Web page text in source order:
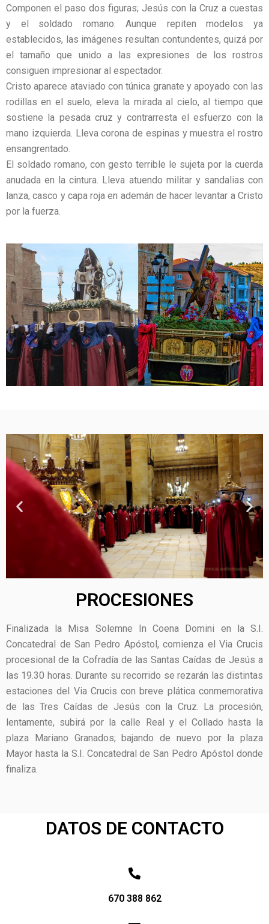
Componen el paso dos figuras; Jesús con la Cruz a cuestas
y el soldado romano. Aunque repiten modelos ya
establecidos, las imágenes resultan contundentes, quizá por
el tamaño que unido a las expresiones de los rostros
consiguen impresionar al espectador.
Cristo aparece ataviado con túnica granate y apoyado con las
rodillas en el suelo, eleva la mirada al cielo, al tiempo que
sostiene la pesada cruz y contrarresta el esfuerzo con la
mano izquierda. Lleva corona de espinas y muestra el rostro
ensangrentado.
El soldado romano, con gesto terrible le sujeta por la cuerda
anudada en la cintura. Lleva atuendo militar y sandalias con
lanza, casco y capa roja en ademán de hacer levantar a Cristo
por la fuerza.
PROCESIONES
Finalizada la Misa Solemne In Coena Domini en la S.I.
Concatedral de San Pedro Apóstol, comienza el Via Crucis
procesional de la Cofradía de las Santas Caídas de Jesús a
las 19.30 horas. Durante su recorrido se rezarán las distintas
estaciones del Via Crucis con breve plática conmemorativa
de las Tres Caídas de Jesús con la Cruz. La procesión,
lentamente, subirá por la calle Real y el Collado hasta la
plaza Mariano Granados; bajando de nuevo por la plaza
Mayor hasta la S.I. Concatedral de San Pedro Apóstol donde
finaliza.
DATOS DE CONTACTO
670 388 862